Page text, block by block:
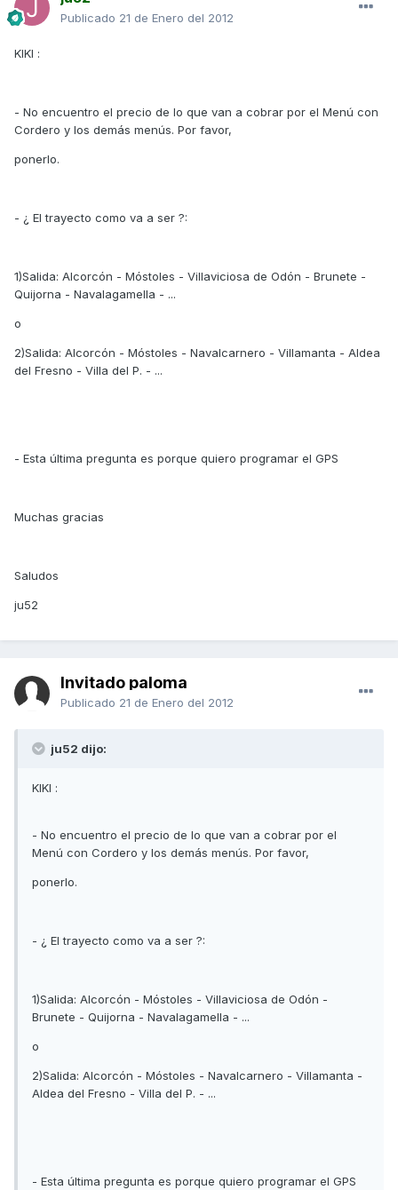
Publicado 21 de Enero del 2012
KIKI :
- No encuentro el precio de lo que van a cobrar por el Menú con
Cordero y los demás menús. Por favor,
ponerlo.
- ¿ El trayecto como va a ser ?:
1)Salida: Alcorcón - Móstoles - Villaviciosa de Odón - Brunete -
Quijorna - Navalagamella - ...
o
2)Salida: Alcorcón - Móstoles - Navalcarnero - Villamanta - Aldea
del Fresno - Villa del P. - ...
- Esta última pregunta es porque quiero programar el GPS
Muchas gracias
Saludos
ju52
Invitado paloma
Publicado 21 de Enero del 2012
ju52 dijo:
KIKI :
- No encuentro el precio de lo que van a cobrar por el
Menú con Cordero y los demás menús. Por favor,
ponerlo.
- ¿ El trayecto como va a ser ?:
1)Salida: Alcorcón - Móstoles - Villaviciosa de Odón -
Brunete - Quijorna - Navalagamella - ...
o
2)Salida: Alcorcón - Móstoles - Navalcarnero - Villamanta -
Aldea del Fresno - Villa del P. - ...
- Esta última pregunta es porque quiero programar el GPS